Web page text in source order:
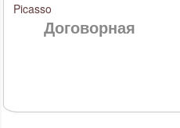
Picasso
Договорная